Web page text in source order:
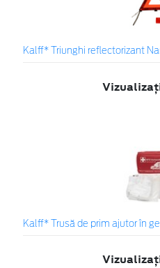
Kalff* Triunghi reflectorizant
Kalff* Trusă de prim ajutor în